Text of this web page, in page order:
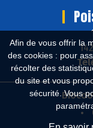
Afin de vous offrir la
des cookies : pour
récolter des
du site et vous
sécurité. Vous